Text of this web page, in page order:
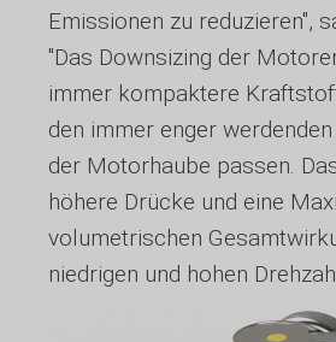
Emissionen zu reduzieren",
"Das Downsizing der
immer kompaktere
den immer enger
der Motorhaube passen.
höhere Drücke und eine
volumetrischen
niedrigen und hohen